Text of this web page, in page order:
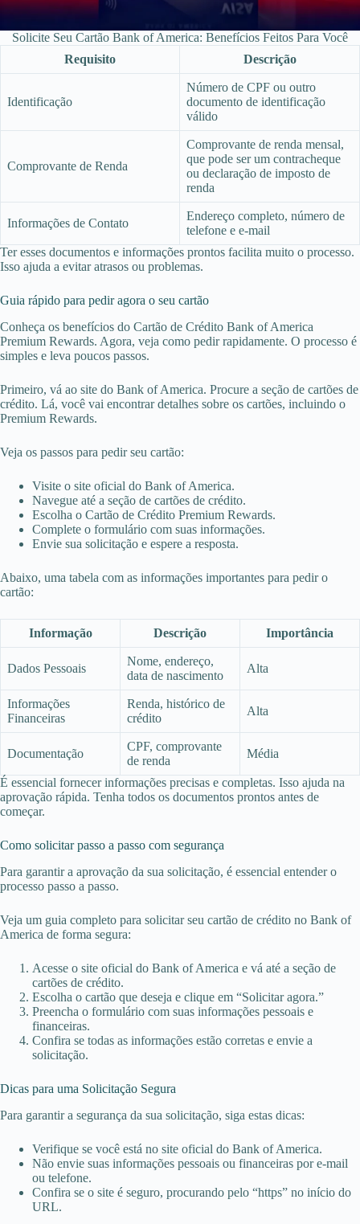
Solicite Seu Cartão Bank of America: Benefícios Feitos Para Você
Requisito
Descrição
Identificação
Número de CPF ou outro
documento de identificação
válido
Comprovante de Renda
Comprovante de renda mensal,
que pode ser um contracheque
ou declaração de imposto de
renda
Informações de Contato
Endereço completo, número de
telefone e e-mail
Ter esses documentos e informações prontos facilita muito o processo.
Isso ajuda a evitar atrasos ou problemas.
Guia rápido para pedir agora o seu cartão
Conheça os benefícios do Cartão de Crédito Bank of America
Premium Rewards. Agora, veja como pedir rapidamente. O processo é
simples e leva poucos passos.
Primeiro, vá ao site do Bank of America. Procure a seção de cartões de
crédito. Lá, você vai encontrar detalhes sobre os cartões, incluindo o
Premium Rewards.
Veja os passos para pedir seu cartão:
Visite o site oficial do Bank of America.
Navegue até a seção de cartões de crédito.
Escolha o Cartão de Crédito Premium Rewards.
Complete o formulário com suas informações.
Envie sua solicitação e espere a resposta.
Abaixo, uma tabela com as informações importantes para pedir o
cartão:
Informação Descrição Importância
Dados Pessoais
Nome, endereço,
data de nascimento
Alta
Informações
Financeiras
Renda, histórico de
crédito
Alta
Documentação
CPF, comprovante
de renda
Média
É essencial fornecer informações precisas e completas. Isso ajuda na
aprovação rápida. Tenha todos os documentos prontos antes de
começar.
Como solicitar passo a passo com segurança
Para garantir a aprovação da sua solicitação, é essencial entender o
processo passo a passo.
Veja um guia completo para solicitar seu cartão de crédito no Bank of
America de forma segura:
Acesse o site oficial do Bank of America e vá até a seção de
cartões de crédito.
Escolha o cartão que deseja e clique em “Solicitar agora.”
Preencha o formulário com suas informações pessoais e
financeiras.
Confira se todas as informações estão corretas e envie a
solicitação.
Dicas para uma Solicitação Segura
Para garantir a segurança da sua solicitação, siga estas dicas:
Verifique se você está no site oficial do Bank of America.
Não envie suas informações pessoais ou financeiras por e-mail
ou telefone.
Confira se o site é seguro, procurando pelo “https” no início do
URL.